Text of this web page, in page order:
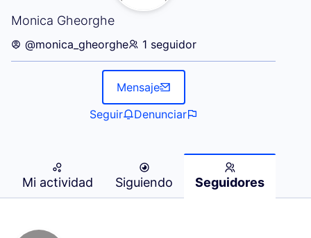
Monica Gheorghe
Seguidores (Monica Gheorghe)
@monica_gheorghe 1 seguidor
Mensaje
Seguir
Denunciar
Mi actividad Siguiendo Seguidores